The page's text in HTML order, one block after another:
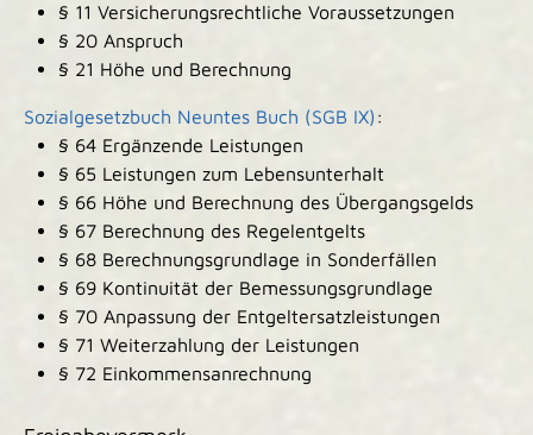
§ 11 Versicherungsrechtliche Voraussetzungen
§ 20 Anspruch
§ 21 Höhe und Berechnung
Sozialgesetzbuch Neuntes Buch (SGB IX) :
§ 64 Ergänzende Leistungen
§ 65 Leistungen zum Lebensunterhalt
§ 66 Höhe und Berechnung des Übergangsgelds
§ 67 Berechnung des Regelentgelts
§ 68 Berechnungsgrundlage in Sonderfällen
§ 69 Kontinuität der Bemessungsgrundlage
§ 70 Anpassung der Entgeltersatzleistungen
§ 71 Weiterzahlung der Leistungen
§ 72 Einkommensanrechnung